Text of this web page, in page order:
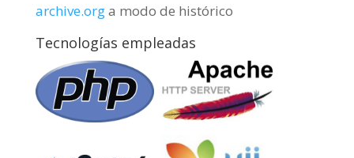
archive.orga modo de histórico
Tecnologías empleadas